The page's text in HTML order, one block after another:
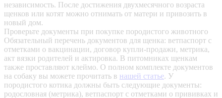
независимость. После достижения двухмесячного возраста
щенков или котят можно отнимать от матери и привозить в
новый дом.
Проверьте документы при покупке породистого животного
Обязательный перечень документов для щенка: ветпаспорт с
отметками о вакцинации, договор купли-продажи, метрика,
акт вязки родителей и актировка. В питомниках щенкам
также проставляют клеймо. О полном комплекте документов
на собаку вы можете прочитать в нашей статье. У
породистого котика должны быть следующие документы:
родословная (метрика), ветпаспорт с отметками о прививках и